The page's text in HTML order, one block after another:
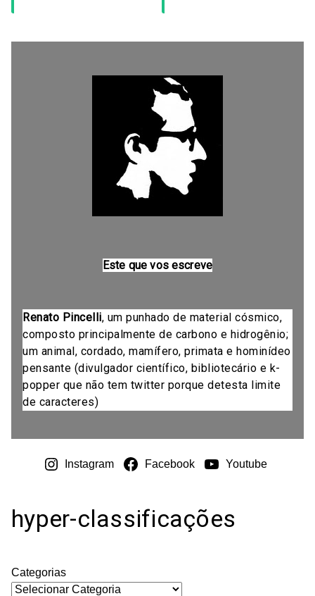
Este que vos escreve
Renato Pincelli, um punhado de material cósmico,
composto principalmente de carbono e hidrogênio;
um animal, cordado, mamífero, primata e hominídeo
pensante (divulgador científico, bibliotecário e k-
popper que não tem twitter porque detesta limite
de caracteres)
Instagram Facebook Youtube
hyper-classificações
Categorias